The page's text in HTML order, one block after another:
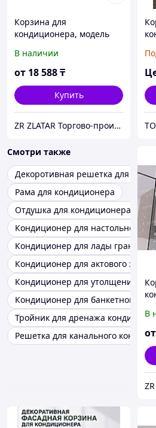
Корзина для
кондиционера, модель
В наличии
от 18 588₸
Купить
ZR ZLATAR Торгово-производственная Компания.
Смотри также
Декоротивная решетка для
Рама для кондиционера
Отдушка для кондиционера
Кондиционер для настольного
Кондиционер для лады гранты
Кондиционер для актового зала
Кондиционер для утолщения
Кондиционер для банкетного
Тройник для дренажа
Решетка для канального
В
от